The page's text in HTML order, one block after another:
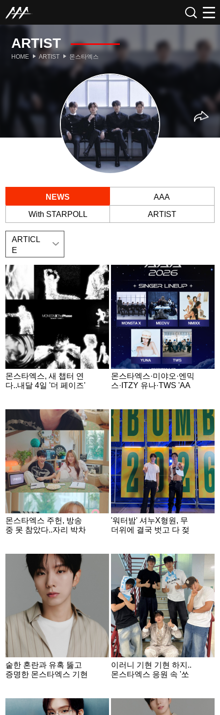
ARTIST
HOME ARTIST 몬스타엑스
NEWS AAA
With STARPOLL ARTIST
ARTICL
E
몬스타엑스, 새 챕터 연
다..내달 4일 '더 페이즈'
몬스타엑스·미야오·엔믹
스·ITZY 유나·TWS 'AA
몬스타엑스 주헌, 방송
중 못 참았다..자리 박차
'워터밤' 셔누X형원, 무
더위에 결국 벗고 다 젖
숱한 혼란과 유혹 뚫고
증명한 몬스타엑스 기현
이러니 기현 기현 하지..
몬스타엑스 응원 속 '쏘